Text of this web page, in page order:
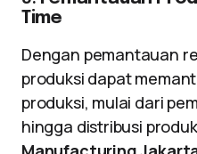
Time
Dengan pemantauan
produksi dapat
produksi, mulai dari
hingga distribusi